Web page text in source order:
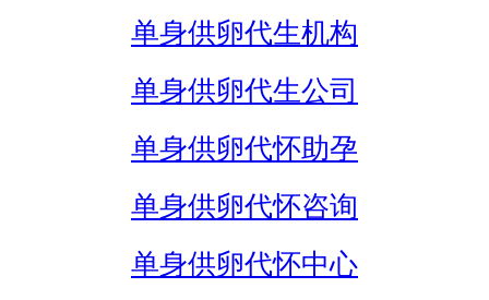
单身供卵代生机构
单身供卵代生公司
单身供卵代怀助孕
单身供卵代怀咨询
单身供卵代怀中心